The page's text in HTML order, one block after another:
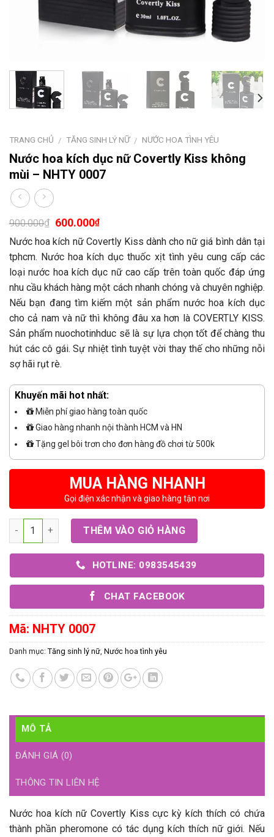
TRANG CHỦ / TĂNG SINH LÝ NỮ / NƯỚC HOA TÌNH YÊU
Nước hoa kích dục nữ Covertly Kiss không
mùi – NHTY 0007
900.000₫ 600.000₫
Nước hoa kích nữ Covertly Kiss dành cho nữ giá bình dân tại
tphcm. Nước hoa kích dục thuốc xịt tình yêu cung cấp các
loại nước hoa kích dục nữ cao cấp trên toàn quốc đáp ứng
nhu cầu khách hàng một cách nhanh chóng và chuyên nghiệp.
Nếu bạn đang tìm kiếm một sản phẩm nước hoa kích dục
cho cả nam và nữ thì không đâu xa hơn là COVERTLY KISS.
Sản phẩm nuochotinhduc sẽ là sự lựa chọn tốt để chàng thu
hút các cô gái. Sự nhiệt tình tuyệt vời thay thế cho những nỗi
sợ hãi rụt rè.
Khuyến mãi hot nhất:
Miễn phí giao hàng toàn quốc
Giao hàng nhanh nội thành HCM và HN
Tặng gel bôi trơn cho đơn hàng đồ chơi từ 500k
MUA HÀNG NHANH
Gọi điện xác nhận và giao hàng tận nơi
Số lượng THÊM VÀO GIỎ HÀNG
HOTLINE: 0983545439
CHAT FACEBOOK
Mã: NHTY 0007
Danh mục: Tăng sinh lý nữ Nước hoa tình yêu
MÔ TẢ
ĐÁNH GIÁ (0)
THÔNG TIN LIÊN HỆ
Nước hoa kích nữ Covertly Kiss cực kỳ kích thích có chứa
thành phần pheromone có tác dụng kích thích nữ giới. Nếu